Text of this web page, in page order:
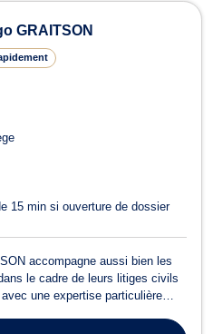
GRAITSON
15 min si ouverture de dossier
accompagne aussi bien les
le cadre de leurs litiges civils
une expertise particulière
cachés, vices de consentement,